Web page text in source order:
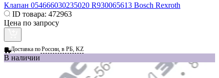
Клапан 054666030235020 R930065613 Bosch Rexroth
ID товара: 472963
Цена по запросу
Доставка поРоссии, в РБ, KZ
В наличии